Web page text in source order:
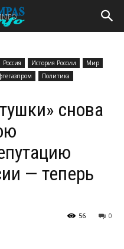
Россия История России
Мир
Политика
снова
— теперь
0
56